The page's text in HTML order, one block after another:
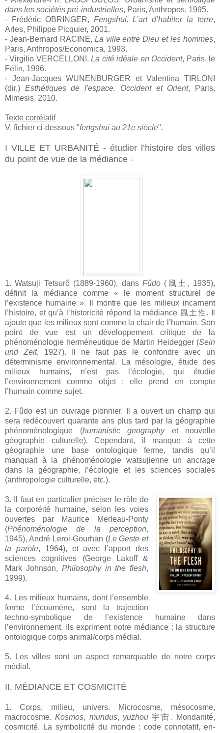
dans les sociétés pré-industrielles, Paris, Anthropos, 1995.
- Frédéric OBRINGER, Fengshui. L’art d’habiter la terre,
Arles, Philippe Picquier, 2001.
- Jean-Bernard RACINE, La ville entre Dieu et les hommes,
Paris, Anthropos/Economica, 1993.
- Virgilio VERCELLONI,La cité idéale en Occident, Paris, le
Félin, 1996.
- Jean-Jacques WUNENBURGER et Valentina TIRLONI
(dir.) Esthétiques de l'espace. Occident et Orient, Paris,
Mimesis, 2010.
Texte corrélatif
V. fichier ci-dessous "fengshui au 21e siècle".
I VILLE ET URBANITÉ - étudier l’histoire des villes
du point de vue de la médiance -
1. Watsuji Tetsurô (1889-1960), dans Fûdo (風土, 1935),
définit la médiance comme « le moment structurel de
l’existence humaine ». Il montre que les milieux incarnent
l’histoire, et qu’à l’historicité répond la médiance 風土性. Il
ajoute que les milieux sont comme la chair de l’humain. Son
point de vue est un développement critique de la
phénoménologie herméneutique de Martin Heidegger (Sein
und Zeit, 1927). Il ne faut pas le confondre avec un
déterminisme environnemental. La mésologie, étude des
milieux humains, n’est pas l’écologie, qui étudie
l’environnement comme objet : elle prend en compte
l’humain comme sujet.
2. Fûdo est un ouvrage pionnier. Il a ouvert un champ qui
sera redécouvert quarante ans plus tard par la géographie
phénoménologique (humanistic geographyet nouvelle
géographie culturelle). Cependant, il manque à cette
géographie une base ontologique ferme, tandis qu’il
manquait à la phénoménologie watsujienne un ancrage
dans la géographie, l’écologie et les sciences sociales
(anthropologie culturelle, etc.).
3. Il faut en particulier préciser le rôle de
la corporéité humaine, selon les voies
ouvertes par Maurice Merleau-Ponty
(Phénoménologie de la perception,
1945), André Leroi-Gourhan (Le Geste et
la parole, 1964), et avec l’apport des
sciences cognitives (George Lakoff &
Mark Johnson, Philosophy in the flesh,
1999).
4. Les milieux humains, dont l’ensemble
forme l’écoumène, sont la trajection
techno-symbolique de l’existence humaine dans
l’environnement. Ils expriment notre médiance : la structure
ontologique corps animal/corps médial.
5. Les villes sont un aspect remarquable de notre corps
médial.
II. MÉDIANCE ET COSMICITÉ
1. Corps, milieu, univers. Microcosme, mésocosme,
macrocosme.Kosmos, mundus, yuzhou宇宙. Mondanité,
cosmicité. La symbolicité du monde : code connotatif, en-